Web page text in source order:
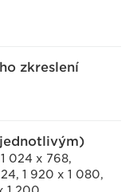
zkreslení
024 x 768,
1 920 x 1 080,